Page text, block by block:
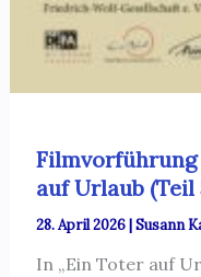
Filmvorführung
auf Urlaub (Teil
28. April 2026|Susann
In „Ein Toter auf